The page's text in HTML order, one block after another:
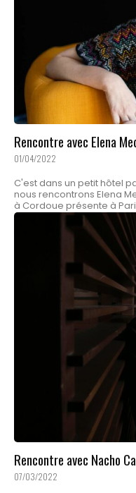
Rencontre avec Elena
01/04/2022
C'est dans un petit hôtel
nous rencontrons Elena
à Cordoue présente à
Rencontre avec Nacho
07/03/2022